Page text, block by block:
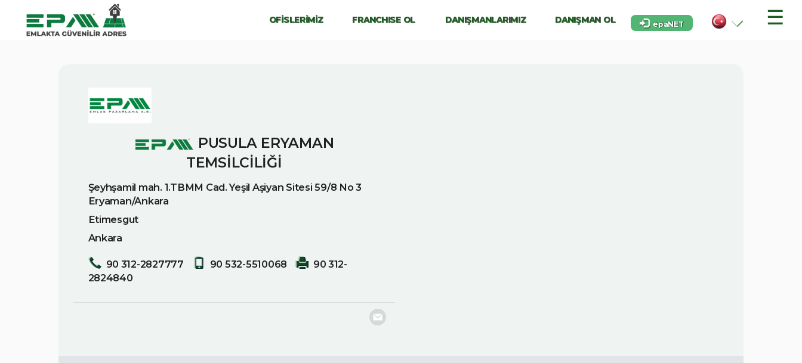
☰
OFİSLERİMİZ FRANCHISE OL DANIŞMANLARIMIZ DANIŞMAN OL epaNET
PUSULA ERYAMAN
TEMSİLCİLİĞİ
Şeyhşamil mah. 1.TBMM Cad. Yeşil Aşiyan Sitesi 59/8 No 3
Eryaman/Ankara
Etimesgut
Ankara
90 312-2827777 90 532-5510068
90 312-
2824840